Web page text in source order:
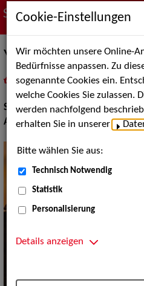
Suche nach
Yutah Lorenz
inMeine Merklistelegen
Show:Artistik
Artistik:Luftakrobatik
Cookie-Einstellungen
Wir möchten unsere Online-
Bedürfnisse anpassen. Zu
sogenannte Cookies ein.
welche Cookies Sie zulassen.
werden nachfolgend
erhalten Sie in unserer
Bitte wählen Sie aus:
Technisch Notwendig
Statistik
Personalisierung
Details anzeigen